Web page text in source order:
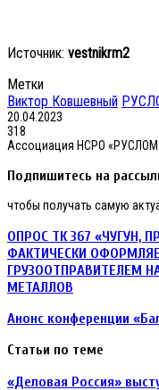
Источник: vestnikrm2
Метки
Виктор Ковшевный
20.04.2023
318
Ассоциация НСРО
Подпишитесь на
чтобы получать самую
ОПРОС
ТК
367
«ЧУГУН,
ПРОКАТ
МЕТАЛЛОИЗДЕЛИЯ»
367)
ФАКТИЧЕСКИ
ОПРОС ТК 367 «ЧУГУН,
ФАКТИЧЕСКИ
ГРУЗООТПРАВИТЕЛЕМ
МЕТАЛЛОВ
Анонс
конференции
«Балтийский
лом»,
Анонс конференции
Статьи по теме
«Деловая Россия»